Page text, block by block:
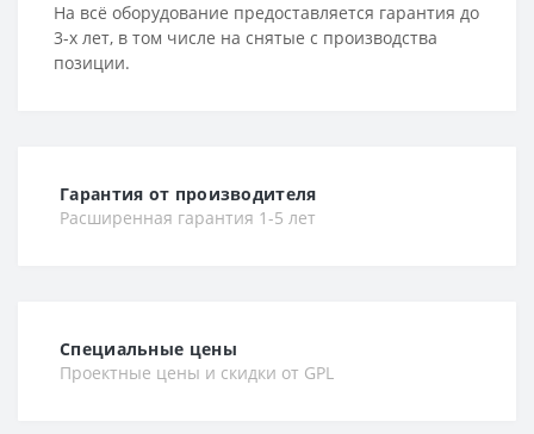
На всё оборудование предоставляется гарантия до
3-х лет, в том числе на снятые с производства
позиции.
Гарантия от производителя
Расширенная гарантия 1-5 лет
Специальные цены
Проектные цены и скидки от GPL